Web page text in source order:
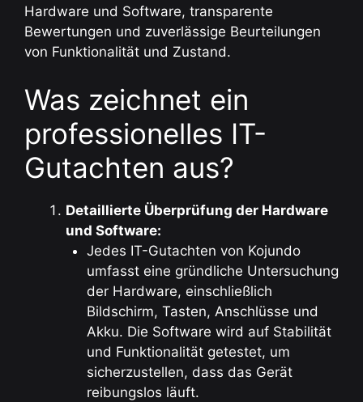
Hardware und Software, transparente
Bewertungen und zuverlässige Beurteilungen
von Funktionalität und Zustand.
Was zeichnet ein
professionelles IT-
Gutachten aus?
Detaillierte Überprüfung der Hardware
und Software:
Jedes IT-Gutachten von Kojundo
umfasst eine gründliche Untersuchung
der Hardware, einschließlich
Bildschirm, Tasten, Anschlüsse und
Akku. Die Software wird auf Stabilität
und Funktionalität getestet, um
sicherzustellen, dass das Gerät
reibungslos läuft.